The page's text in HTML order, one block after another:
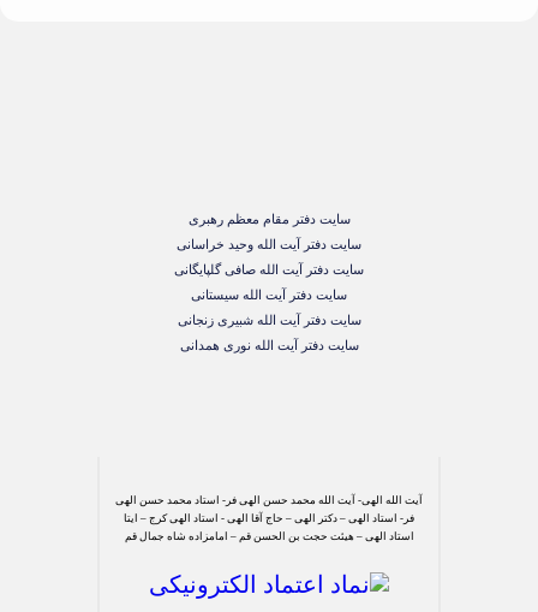
سایت دفتر مقام معظم رهبری
سایت دفتر آیت الله وحید خراسانی
سایت دفتر آیت الله صافی گلپایگانی
سایت دفتر آیت الله سیستانی
سایت دفتر آیت الله شبیری زنجانی
سایت دفتر آیت الله نوری همدانی
آیت الله الهی- آیت الله محمد حسن الهی فر- استاد محمد حسن الهی
فر- استاد الهی – دکتر الهی – حاج آقا الهی - استاد الهی کرج – ایتا
استاد الهی – هیئت حجت بن الحسن قم – امامزاده شاه جمال قم